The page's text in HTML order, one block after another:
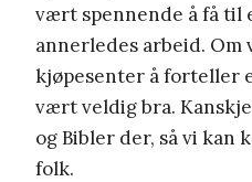
vært spennende å få til
annerledes arbeid. Om
kjøpesenter å forteller
vært veldig bra.
og Bibler der, så vi kan
folk.